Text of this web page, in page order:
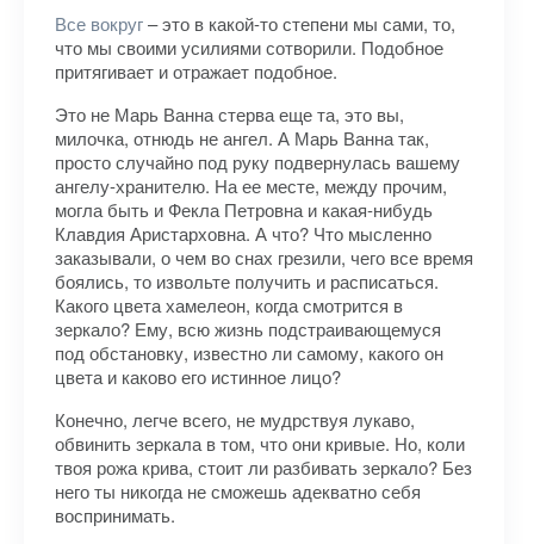
Все вокруг– это в какой-то степени мы сами, то,
что мы своими усилиями сотворили. Подобное
притягивает и отражает подобное.
Это не Марь Ванна стерва еще та, это вы,
милочка, отнюдь не ангел. А Марь Ванна так,
просто случайно под руку подвернулась вашему
ангелу-хранителю. На ее месте, между прочим,
могла быть и Фекла Петровна и какая-нибудь
Клавдия Аристарховна. А что? Что мысленно
заказывали, о чем во снах грезили, чего все время
боялись, то извольте получить и расписаться.
Какого цвета хамелеон, когда смотрится в
зеркало? Ему, всю жизнь подстраивающемуся
под обстановку, известно ли самому, какого он
цвета и каково его истинное лицо?
Конечно, легче всего, не мудрствуя лукаво,
обвинить зеркала в том, что они кривые. Но, коли
твоя рожа крива, стоит ли разбивать зеркало? Без
него ты никогда не сможешь адекватно себя
воспринимать.